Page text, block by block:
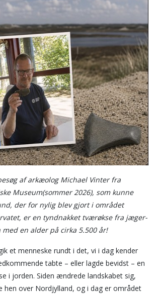
af arkæolog Michael Vinter fra
Museum(sommer 2026), som kunne
der for nylig blev gjort i området
er en tyndnakket tværøkse fra jæger-
en alder på cirka 5.500 år!
et menneske rundt i det, vi i dag kender
tabte – eller lagde bevidst – en
i jorden. Siden ændrede landskabet sig,
hen over Nordjylland, og i dag er området